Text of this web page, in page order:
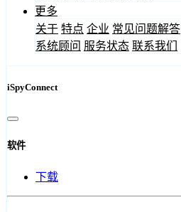
更多
关于 特点 企业 常见问题解答
系统顾问 服务状态 联系我们
iSpyConnect
软件
下载